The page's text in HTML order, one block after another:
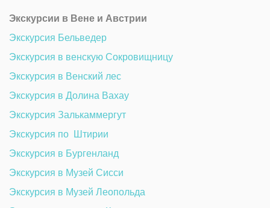
Экскурсии в Вене и Австрии
Экскурсия Бельведер
Экскурсия в венскую Сокровищницу
Экскурсия в Венский лес
Экскурсия в Долина Вахау
Экскурсия Залькаммергут
Экскурсия по  Штирии
Экскурсия в Бургенланд
Экскурсия в Музей Сисси
Экскурсия в Музей Леопольда